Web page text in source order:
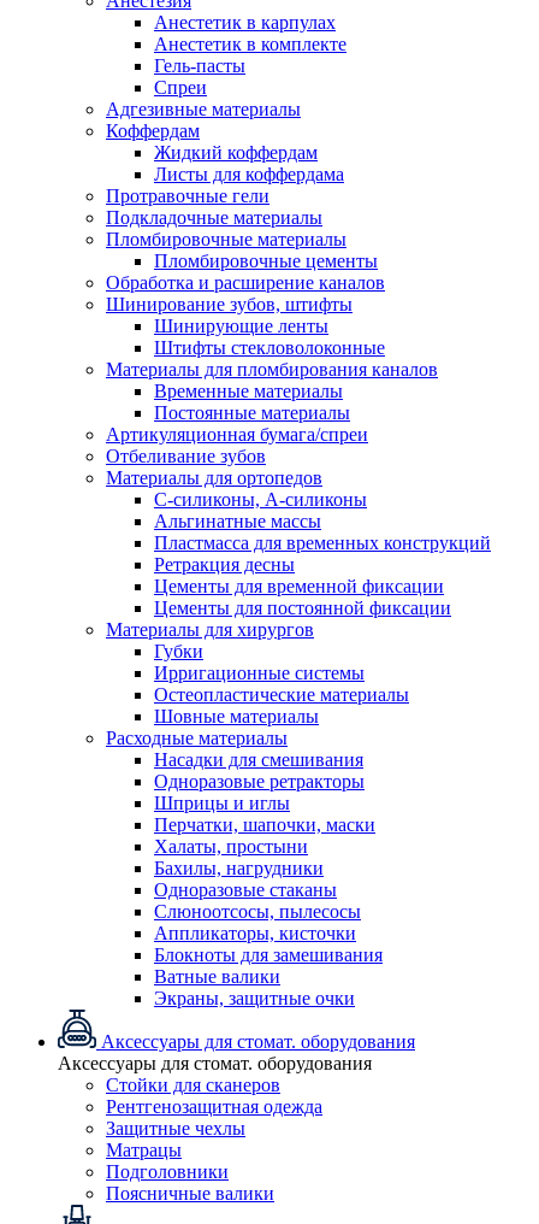
Анестетик в карпулах
Анестетик в комплекте
Гель-пасты
Спреи
Адгезивные материалы
Коффердам
Жидкий коффердам
Листы для коффердама
Протравочные гели
Подкладочные материалы
Пломбировочные материалы
Пломбировочные цементы
Обработка и расширение каналов
Шинирование зубов, штифты
Шинирующие ленты
Штифты стекловолоконные
Материалы для пломбирования каналов
Временные материалы
Постоянные материалы
Артикуляционная бумага/спреи
Отбеливание зубов
Материалы для ортопедов
C-силиконы, А-силиконы
Альгинатные массы
Пластмасса для временных конструкций
Ретракция десны
Цементы для временной фиксации
Цементы для постоянной фиксации
Материалы для хирургов
Губки
Ирригационные системы
Остеопластические материалы
Шовные материалы
Расходные материалы
Насадки для смешивания
Одноразовые ретракторы
Шприцы и иглы
Перчатки, шапочки, маски
Халаты, простыни
Бахилы, нагрудники
Одноразовые стаканы
Слюноотсосы, пылесосы
Аппликаторы, кисточки
Блокноты для замешивания
Ватные валики
Экраны, защитные очки
Аксессуары для стомат. оборудования
Аксессуары для стомат. оборудования
Стойки для сканеров
Рентгенозащитная одежда
Защитные чехлы
Матрацы
Подголовники
Поясничные валики